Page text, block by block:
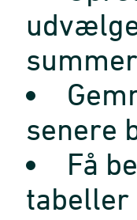
senere
Få
tabeller